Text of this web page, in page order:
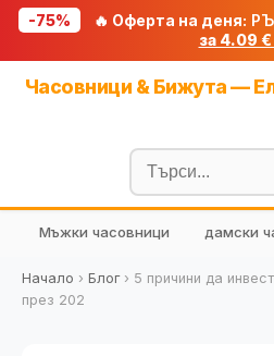
-75% 🔥 Оферта на деня:
за 4.09
Часовници & Бижута —
Блог
🧮
🔍 Намери
🎁
Мъжки часовници дамски
Начало › Блог› 5 причини да
през 202